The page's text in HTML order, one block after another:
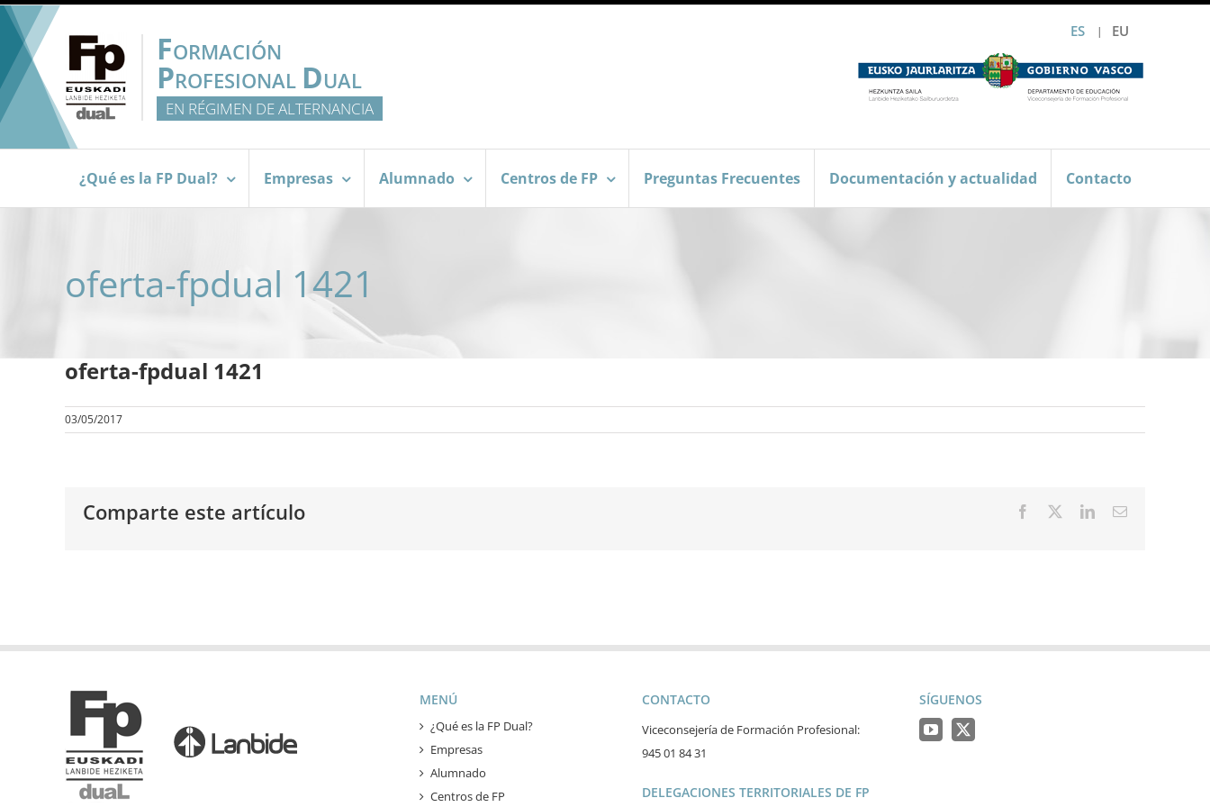
Saltar
contenido
ES EU
FORMACIÓN
PROFESIONAL DUAL
EN RÉGIMEN DE ALTERNANCIA
¿Qué es la FP Dual? Empresas Alumnado Centros de FP Preguntas Frecuentes Documentación y actualidad Contacto
oferta-fpdual 1421
oferta-fpdual 1421
03/05/2017
Comparte este artículo Facebook LinkedInCorreo
MENÚ
¿Qué es la FP Dual?
Empresas
Alumnado
Centros de FP
CONTACTO
Viceconsejería de Formación Profesional:
945 01 84 31
DELEGACIONES TERRITORIALES DE FP
SÍGUENOS